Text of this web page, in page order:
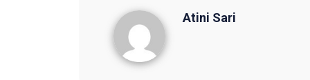
Atini Sari